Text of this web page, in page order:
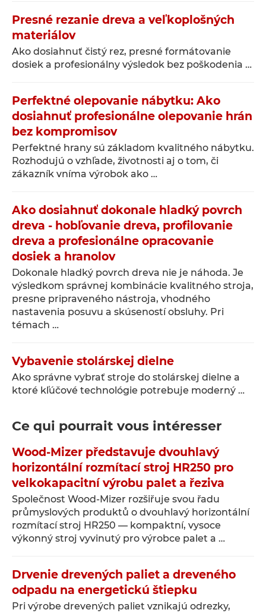
Presné rezanie dreva a veľkoplošných
materiálov
Ako dosiahnuť čistý rez, presné formátovanie
dosiek a profesionálny výsledok bez poškodenia …
Perfektné olepovanie nábytku: Ako
dosiahnuť profesionálne olepovanie hrán
bez kompromisov
Perfektné hrany sú základom kvalitného nábytku.
Rozhodujú o vzhľade, životnosti aj o tom, či
zákazník vníma výrobok ako …
Ako dosiahnuť dokonale hladký povrch
dreva - hobľovanie dreva, profilovanie
dreva a profesionálne opracovanie
dosiek a hranolov
Dokonale hladký povrch dreva nie je náhoda. Je
výsledkom správnej kombinácie kvalitného stroja,
presne pripraveného nástroja, vhodného
nastavenia posuvu a skúseností obsluhy. Pri
témach …
Vybavenie stolárskej dielne
Ako správne vybrať stroje do stolárskej dielne a
ktoré kľúčové technológie potrebuje moderný …
Ce qui pourrait vous intéresser
Wood-Mizer představuje dvouhlavý
horizontální rozmítací stroj HR250 pro
velkokapacitní výrobu palet a řeziva
Společnost Wood-Mizer rozšiřuje svou řadu
průmyslových produktů o dvouhlavý horizontální
rozmítací stroj HR250 — kompaktní, vysoce
výkonný stroj vyvinutý pro výrobce palet a …
Drvenie drevených paliet a dreveného
odpadu na energetickú štiepku
Pri výrobe drevených paliet vznikajú odrezky,